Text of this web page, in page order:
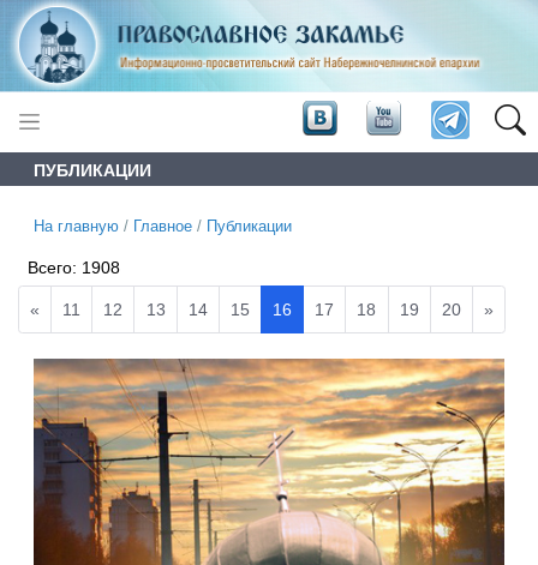
ПУБЛИКАЦИИ
На главную / Главное / Публикации
Всего: 1908
« 11 12 13 14 15 16 17 18 19 20 »